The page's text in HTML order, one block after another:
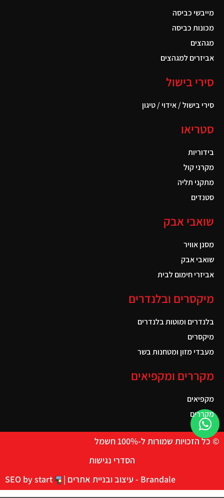
מייבשי כביסה
מכונות כביסה
מגהצים
אביזרים למגהצים
סירי בישול
סירי בישול / אידוי / טיגון
סטריאו
בידוריות
מקרני קול
מתקני תליה
סטנדים
שואבי אבק
מסנן אוויר
שואבי אבק
אביזרי חימום לבית
מיקסרים ובלנדרים
בלנדרים ומוטות בלנדרים
מיקסרים
מעבדי מזון ומטחנות בשר
מקררים ומקפיאים
מקפיאים
מקררים
© כל הזכויות שמורות ל-100% חשמל
הסדרי נגישות
Brandale - עיצוב ובניית אתרים |